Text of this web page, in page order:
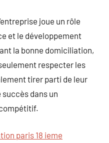
joue un rôle
et le développement
la bonne domiciliation,
respecter les
tirer parti de leur
dans un
paris 18 ieme